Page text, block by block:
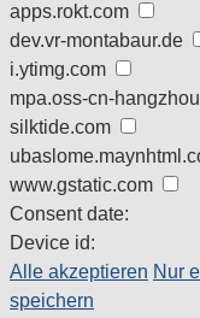
apps.rokt.com
dev.vr-montabaur.de
i.ytimg.com
mpa.oss-cn-
silktide.com
www.gstatic.com
Consent date:
Device id:
Alle akzeptieren Nur
speichern